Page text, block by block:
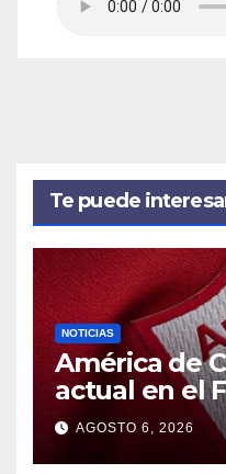
Te puede
NOTICIAS
América de
actual en el
AGOSTO 6, 2026